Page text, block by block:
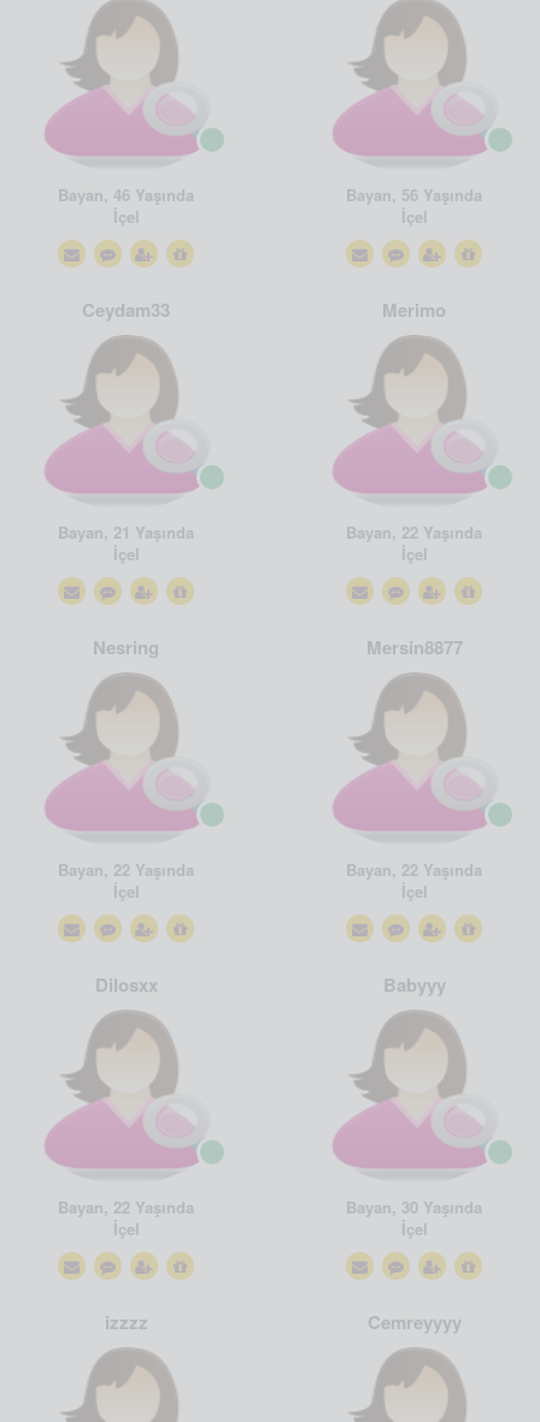
Bayan, 46 Yaşında
İçel
Bayan, 56 Yaşında
İçel
Ceydam33
Bayan, 21 Yaşında
İçel
Merimo
Bayan, 22 Yaşında
İçel
Nesring
Bayan, 22 Yaşında
İçel
Mersin8877
Bayan, 22 Yaşında
İçel
Dilosxx
Bayan, 22 Yaşında
İçel
Babyyy
Bayan, 30 Yaşında
İçel
izzzz Cemreyyyy